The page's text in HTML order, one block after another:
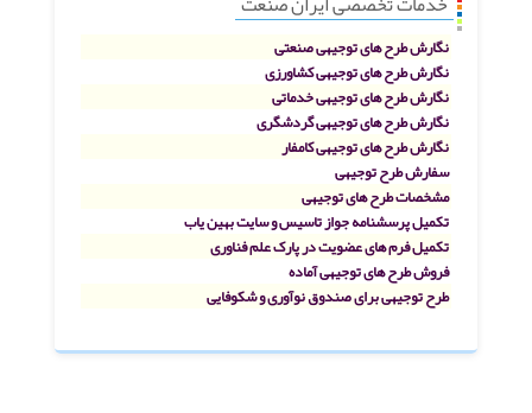
نگارش طرح های توجیهی صنعتی
نگارش طرح های توجیهی کشاورزی
نگارش طرح های توجیهی خدماتی
نگارش طرح های توجیهی گردشگری
نگارش طرح های توجیهی کامفار
سفارش طرح توجیهی
مشخصات طرح های توجیهی
تکمیل پرسشنامه جواز تاسیس و سایت بهین یاب
تکمیل فرم های عضویت در پارک علم فناوری
فروش طرح های توجیهی آماده
طرح توجیهی برای صندوق نوآوری و شکوفایی